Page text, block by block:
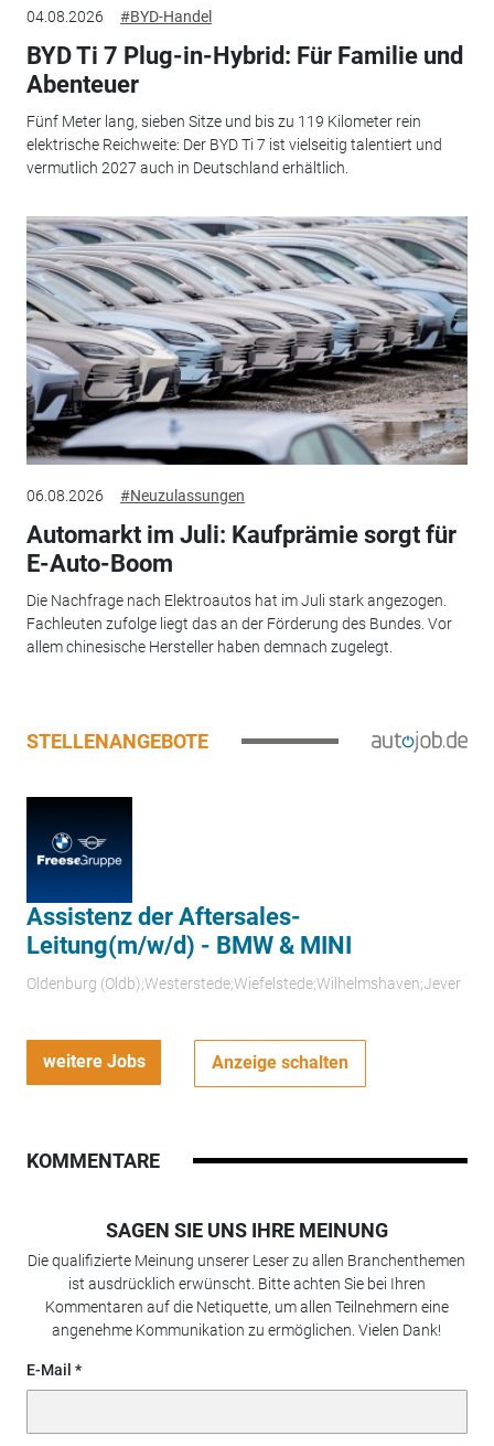
04.08.2026 #BYD-Handel
BYD Ti 7 Plug-in-Hybrid: Für Familie und
Abenteuer
Fünf Meter lang, sieben Sitze und bis zu 119 Kilometer rein
elektrische Reichweite: Der BYD Ti 7 ist vielseitig talentiert und
vermutlich 2027 auch in Deutschland erhältlich.
06.08.2026 #Neuzulassungen
Automarkt im Juli: Kaufprämie sorgt für
E-Auto-Boom
Die Nachfrage nach Elektroautos hat im Juli stark angezogen.
Fachleuten zufolge liegt das an der Förderung des Bundes. Vor
allem chinesische Hersteller haben demnach zugelegt.
STELLENANGEBOTE
Assistenz der Aftersales-
Leitung(m/w/d) - BMW & MINI
Oldenburg (Oldb);Westerstede;Wiefelstede;Wilhelmshaven;Jever
weitere Jobs Anzeige schalten
KOMMENTARE
SAGEN SIE UNS IHRE MEINUNG
Die qualifizierte Meinung unserer Leser zu allen Branchenthemen
ist ausdrücklich erwünscht. Bitte achten Sie bei Ihren
Kommentaren auf die Netiquette, um allen Teilnehmern eine
angenehme Kommunikation zu ermöglichen. Vielen Dank!
E-Mail